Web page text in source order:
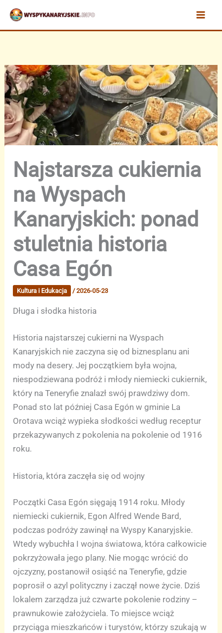
Przejdź
treści
Najstarsza cukiernia
na Wyspach
Kanaryjskich: ponad
stuletnia historia
Casa Egón
Kultura i Edukacja /2026-05-23
Długa i słodka historia
Historia najstarszej cukierni na Wyspach
Kanaryjskich nie zaczyna się od biznesplanu ani
mody na desery. Jej początkiem była wojna,
niespodziewana podróż i młody niemiecki cukiernik,
który na Teneryfie znalazł swój prawdziwy dom.
Ponad sto lat później Casa Egón w gminie La
Orotava wciąż wypieka słodkości według receptur
przekazywanych z pokolenia na pokolenie od 1916
roku.
Historia, która zaczęła się od wojny
Początki Casa Egón sięgają 1914 roku. Młody
niemiecki cukiernik, Egon Alfred Wende Bard,
podczas podróży zawinął na Wyspy Kanaryjskie.
Wtedy wybuchła I wojna światowa, która całkowicie
pokrzyżowała jego plany. Nie mogąc wrócić do
ojczyzny, postanowił osiąść na Teneryfie, gdzie
poprosił o azyl polityczny i zaczął nowe życie. Dziś
lokalem zarządza już czwarte pokolenie rodziny –
prawnukowie założyciela. To miejsce wciąż
przyciąga mieszkańców i turystów, którzy szukają w